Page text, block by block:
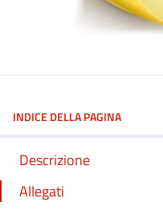
INDICE DELLA PAGINA
Descrizione
Allegati